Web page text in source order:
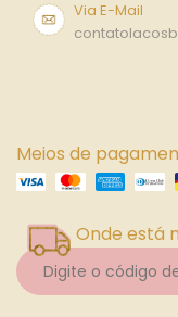
Via E-Mail
Meios de
Onde está